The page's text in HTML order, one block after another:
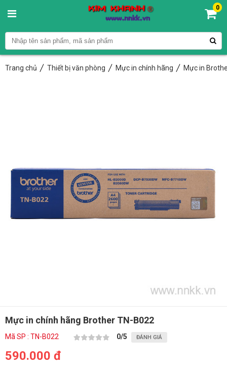
0
Trang chủ Thiết bị văn phòng Mực in chính hãng Mực in
Mực in chính hãng Brother TN-B022
Mã SP : TN-B022 0/5 ĐÁNH GIÁ
590.000 đ